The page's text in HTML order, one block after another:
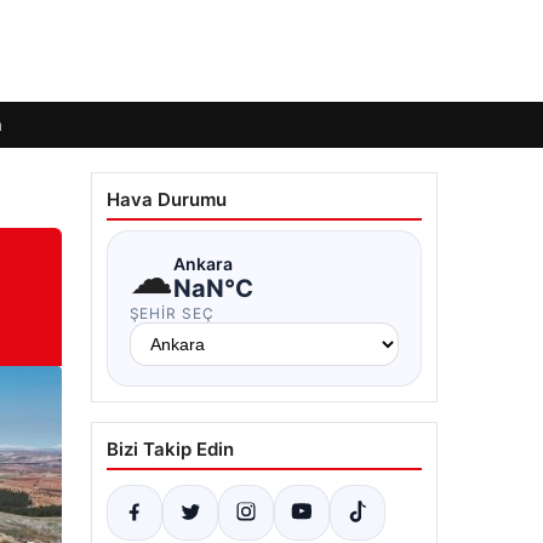
Hava Durumu
☁Ankara
NaN°C
ŞEHIR SEÇ
Bizi Takip Edin